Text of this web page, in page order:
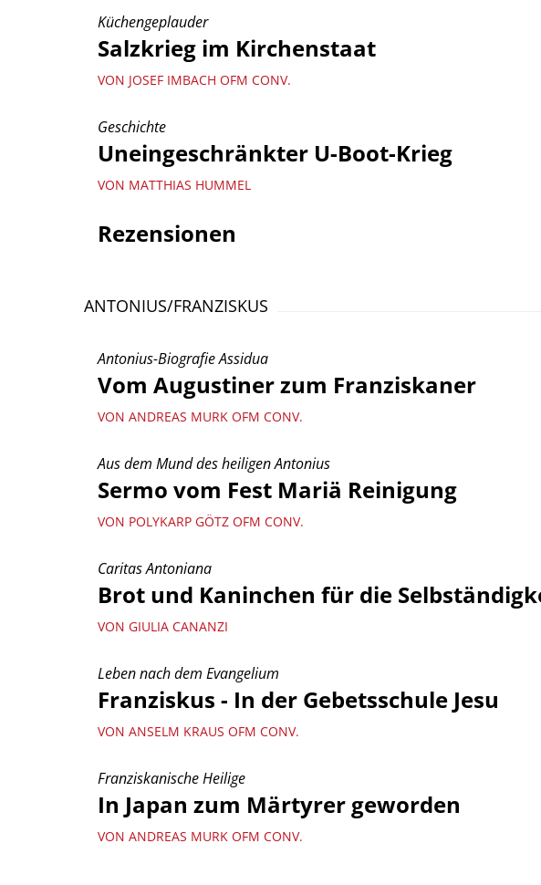
Küchengeplauder
Salzkrieg im Kirchenstaat
VON JOSEF IMBACH OFM CONV.
Geschichte
Uneingeschränkter U-Boot-Krieg
VON MATTHIAS HUMMEL
Rezensionen
ANTONIUS/FRANZISKUS
Antonius-Biografie Assidua
Vom Augustiner zum Franziskaner
VON ANDREAS MURK OFM CONV.
Aus dem Mund des heiligen Antonius
Sermo vom Fest Mariä Reinigung
VON POLYKARP GÖTZ OFM CONV.
Caritas Antoniana
Brot und Kaninchen für die
VON GIULIA CANANZI
Leben nach dem Evangelium
Franziskus - In der Gebetsschule Jesu
VON ANSELM KRAUS OFM CONV.
Franziskanische Heilige
In Japan zum Märtyrer geworden
VON ANDREAS MURK OFM CONV.